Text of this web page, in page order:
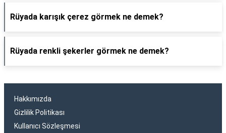
Rüyada karışık çerez görmek ne demek?
Rüyada renkli şekerler görmek ne demek?
Hakkımızda
Gizlilik Politikası
Kullanıcı Sözleşmesi